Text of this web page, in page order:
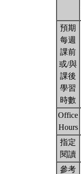
預期
每週
課前
或/與
課後
學習
時數
Office
Hours
指定
閱讀
參考